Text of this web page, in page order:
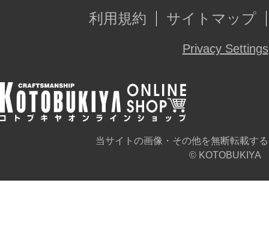
利用規約
サイトマップ
Privacy Settings
当サイトの画像・その他を無断転載す
© KOTOBUKIYA